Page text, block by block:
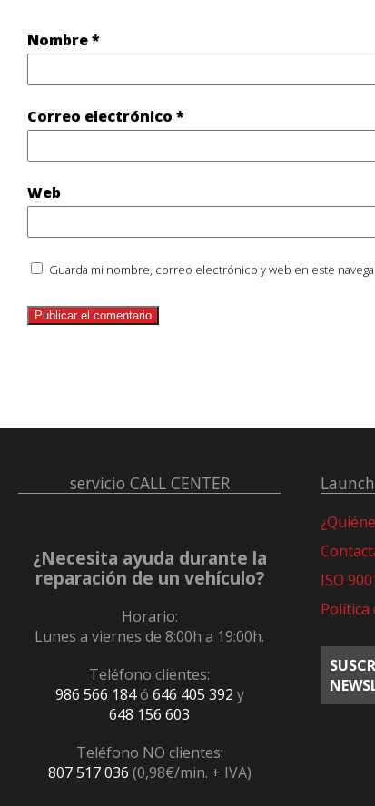
Nombre*
Correo electrónico *
Web
Guarda mi nombre, correo electrónico y web en este
servicio CALL CENTER
¿Necesita ayuda durante la
reparación de un vehículo?
Horario:
Lunes a viernes de 8:00h a 19:00h.
Teléfono clientes:
986 566 184ó 646 405 392 y
648 156 603
Teléfono NO clientes:
807 517 036 (0,98€/min. + IVA)
ISO
Política